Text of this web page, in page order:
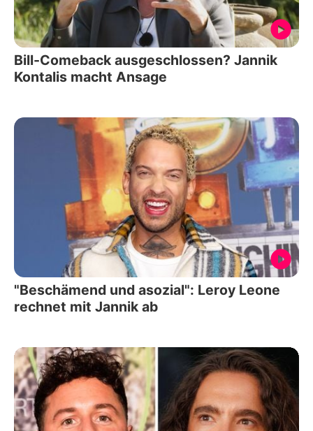
Bill-Comeback ausgeschlossen? Jannik
Kontalis macht Ansage
"Beschämend und asozial": Leroy Leone
rechnet mit Jannik ab